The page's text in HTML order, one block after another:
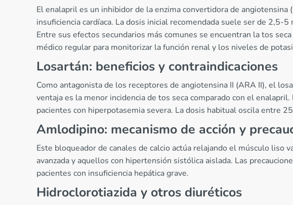
El enalapril es un inhibidor de la enzima convertidora de
insuficiencia cardíaca. La dosis inicial recomendada suele ser de
Entre sus efectos secundarios más comunes se encuentran la tos
médico regular para monitorizar la función renal y los niveles de
Losartán: beneficios y contraindicaciones
Como antagonista de los receptores de angiotensina II (ARA II), el
ventaja es la menor incidencia de tos seca comparado con el
pacientes con hiperpotasemia severa. La dosis habitual oscila entre
Amlodipino: mecanismo de acción y
Este bloqueador de canales de calcio actúa relajando el músculo liso
avanzada y aquellos con hipertensión sistólica aislada. Las
pacientes con insuficiencia hepática grave.
Hidroclorotiazida y otros diuréticos